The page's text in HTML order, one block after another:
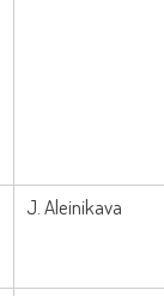
J. Aleinikava